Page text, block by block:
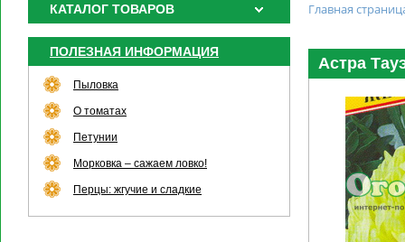
КАТАЛОГ ТОВАРОВ
ПОЛЕЗНАЯ ИНФОРМАЦИЯ
Пыловка
О томатах
Петунии
Морковка – сажаем ловко!
Перцы: жгучие и сладкие
Главная
Астра